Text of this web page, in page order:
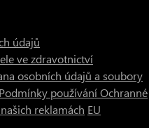
údajů
ve zdravotnictví
osobních údajů a soubory
Podmínky používáníOchranné
reklamách EU